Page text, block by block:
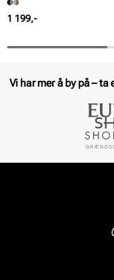
Pris
1 199,-
Vi har mer å by på –